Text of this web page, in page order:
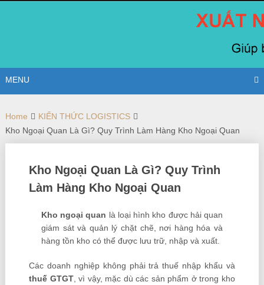
MENU
Home
KIẾN THỨC LOGISTICS
Kho Ngoại Quan Là Gì? Quy Trình Làm Hàng Kho Ngoại Quan
Kho Ngoại Quan Là Gì? Quy Trình
Làm Hàng Kho Ngoại Quan
Kho ngoại quan là loại hình kho được hải quan
giám sát và quản lý chặt chẽ, nơi hàng hóa và
hàng tồn kho có thể được lưu trữ, nhập và xuất.
Các doanh nghiệp không phải trả thuế nhập khẩu và
thuế GTGT, vì vậy, mặc dù các sản phẩm ở trong kho